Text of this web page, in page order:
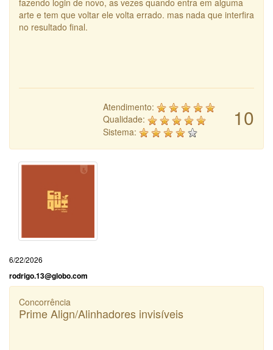
fazendo login de novo, as vezes quando entra em alguma
arte e tem que voltar ele volta errado. mas nada que interfira
no resultado final.
10
Atendimento:
Qualidade:
Sistema:
6/22/2026
rodrigo.13@globo.com
Concorrência
Prime Align/Alinhadores invisíveis